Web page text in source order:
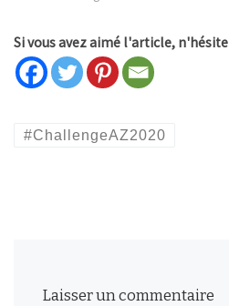
e
f
n
ê
)
e
)
Si vous avez aimé l'article,
#ChallengeAZ2020
Laisser un commentaire